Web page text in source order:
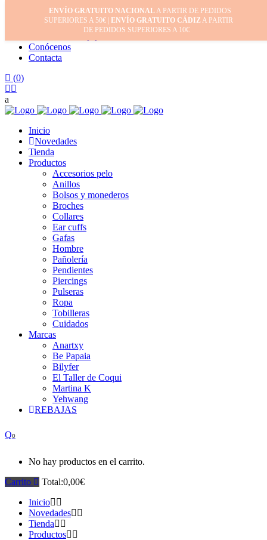
Inicio
Mi cuenta
Conócenos
Contacta
(0)
Inicio
Novedades
Tienda
Productos
Accesorios pelo
Anillos
Bolsos y monederos
Broches
Collares
Ear cuffs
Gafas
Hombre
Pañolería
Pendientes
Piercings
Pulseras
Ropa
Tobilleras
Cuidados
Marcas
Anartxy
Be Papaia
Bilyfer
El Taller de Coqui
Martina K
Yehwang
REBAJAS
0
No hay productos en el carrito.
Carrito
Total:0,00€
Inicio
Novedades
Tienda
Productos
ENVÍO GRATUITO NACIONALA PARTIR DE PEDIDOS
SUPERIORES A 50€ | ENVÍO GRATUITO CÁDIZA PARTIR
DE PEDIDOS SUPERIORES A 10€